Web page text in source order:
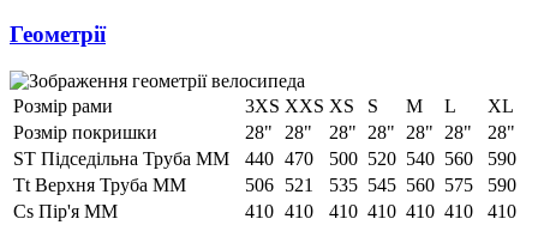
Геометрії
Розмір рами 3XS XXS XS S M L
XL
Розмір покришки
28" 28" 28" 28" 28" 28"
28"
ST Підседільна Труба ММ
440 470 500 520 540 560
590
Tt Верхня Труба ММ
506 521 535 545 560 575
590
Cs Пір'я ММ
410 410 410 410 410 410
410